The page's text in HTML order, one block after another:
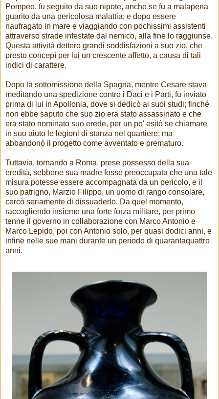
Pompeo, fu seguito da suo nipote, anche se fu a malapena
guarito da una pericolosa malattia; e dopo essere
naufragato in mare e viaggiando con pochissimi assistenti
attraverso strade infestate dal nemico, alla fine lo raggiunse.
Questa attività dettero grandi soddisfazioni a suo zio, che
presto concepì per lui un crescente affetto, a causa di tali
indici di carattere.
Dopo la sottomissione della Spagna, mentre Cesare stava
meditando una spedizione contro i Daci e i Parti, fu inviato
prima di lui in Apollonia, dove si dedicò ai suoi studi; finché
non ebbe saputo che suo zio era stato assassinato e che
era stato nominato suo erede, per un po' esitò se chiamare
in suo aiuto le legioni di stanza nel quartiere; ma
abbandonò il progetto come avventato e prematuro.
Tuttavia, tornando a Roma, prese possesso della sua
eredità, sebbene sua madre fosse preoccupata che una tale
misura potesse essere accompagnata da un pericolo, e il
suo patrigno, Marzio Filippo, un uomo di rango consolare,
cercò seriamente di dissuaderlo. Da quel momento,
raccogliendo insieme una forte forza militare, per primo
tenne il governo in collaborazione con Marco Antonio e
Marco Lepido, poi con Antonio solo, per quasi dodici anni, e
infine nelle sue mani durante un periodo di quarantaquattro
anni.